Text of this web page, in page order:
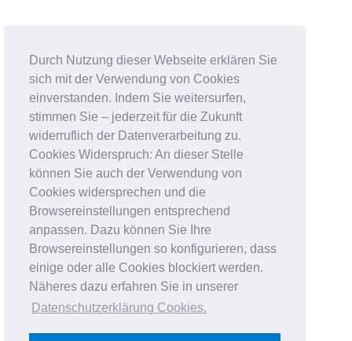
Durch Nutzung dieser Webseite erklären Sie
sich mit der Verwendung von Cookies
einverstanden. Indem Sie weitersurfen,
stimmen Sie – jederzeit für die Zukunft
widerruflich der Datenverarbeitung zu.
Cookies Widerspruch: An dieser Stelle
können Sie auch der Verwendung von
Cookies widersprechen und die
Browsereinstellungen entsprechend
anpassen. Dazu können Sie Ihre
Browsereinstellungen so konfigurieren, dass
einige oder alle Cookies blockiert werden.
Näheres dazu erfahren Sie in unserer
Datenschutzerklärung Cookies.